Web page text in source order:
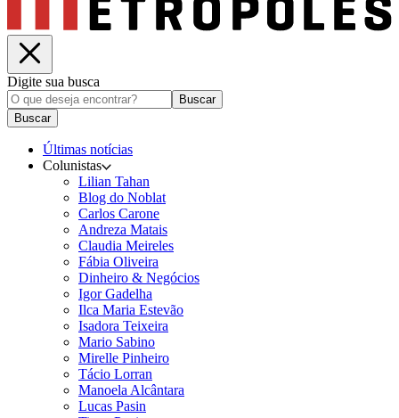
Digite sua busca
Buscar
Buscar
Últimas notícias
Colunistas
Lilian Tahan
Blog do Noblat
Carlos Carone
Andreza Matais
Claudia Meireles
Fábia Oliveira
Dinheiro & Negócios
Igor Gadelha
Ilca Maria Estevão
Isadora Teixeira
Mario Sabino
Mirelle Pinheiro
Tácio Lorran
Manoela Alcântara
Lucas Pasin